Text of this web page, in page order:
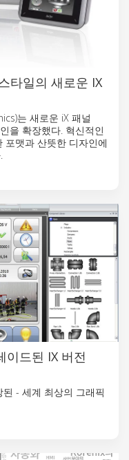
타일의 새로운 IX
는 새로운 iX 패널
을 확장했다. 혁신적인
포맷과 산뜻한 디자인에
이드된 IX 버전
- 세계 최상의 그래픽